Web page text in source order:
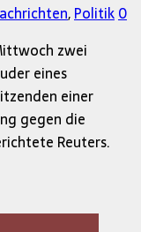
,Politik0
zwei
eines
einer
gegen die
Reuters.